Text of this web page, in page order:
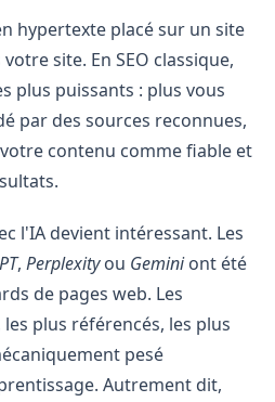
hypertexte placé sur un site
site. En SEO classique,
plus puissants : plus vous
par des sources reconnues,
contenu comme fiable et
l'IA devient intéressant. Les
, Perplexityou Geminiont été
de pages web. Les
plus référencés, les plus
pesé
Autrement dit,